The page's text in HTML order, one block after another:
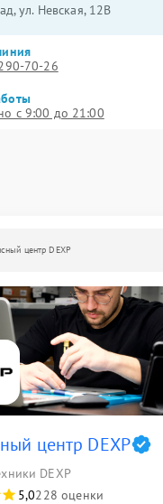
ул. Невская, 12В
70-26
с 9:00 до 21:00
центр DEXP
центр DEXP
DEXP
5,0228 оценки